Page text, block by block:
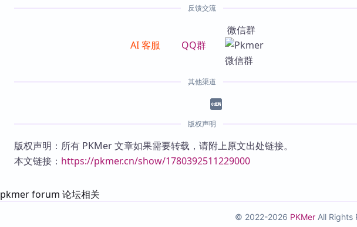
反馈交流
AI 客服 QQ群
微信群
其他渠道
版权声明
版权声明：所有 PKMer 文章如果需要转载，请附上原文出处链接。
本文链接： https://pkmer.cn/show/1780392511229000
pkmer forum 论坛相关
© 2022-2026 PKMer All